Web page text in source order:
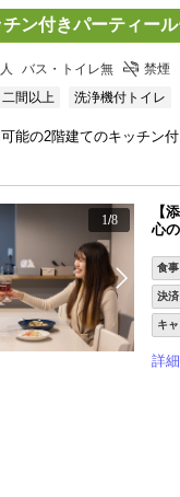
ン付きパーティー
バス・トイレ無
禁煙
二間以上 洗浄機付トイレ
能の2階建てのキッチン
1/8
【
心
食事
決済
キ
詳